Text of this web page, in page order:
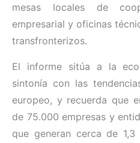
mesas locales de
empresarial y oficinas
transfronterizos.
El informe sitúa a la
sintonía con las
europeo, y recuerda que
de 75.000 empresas y
que generan cerca de